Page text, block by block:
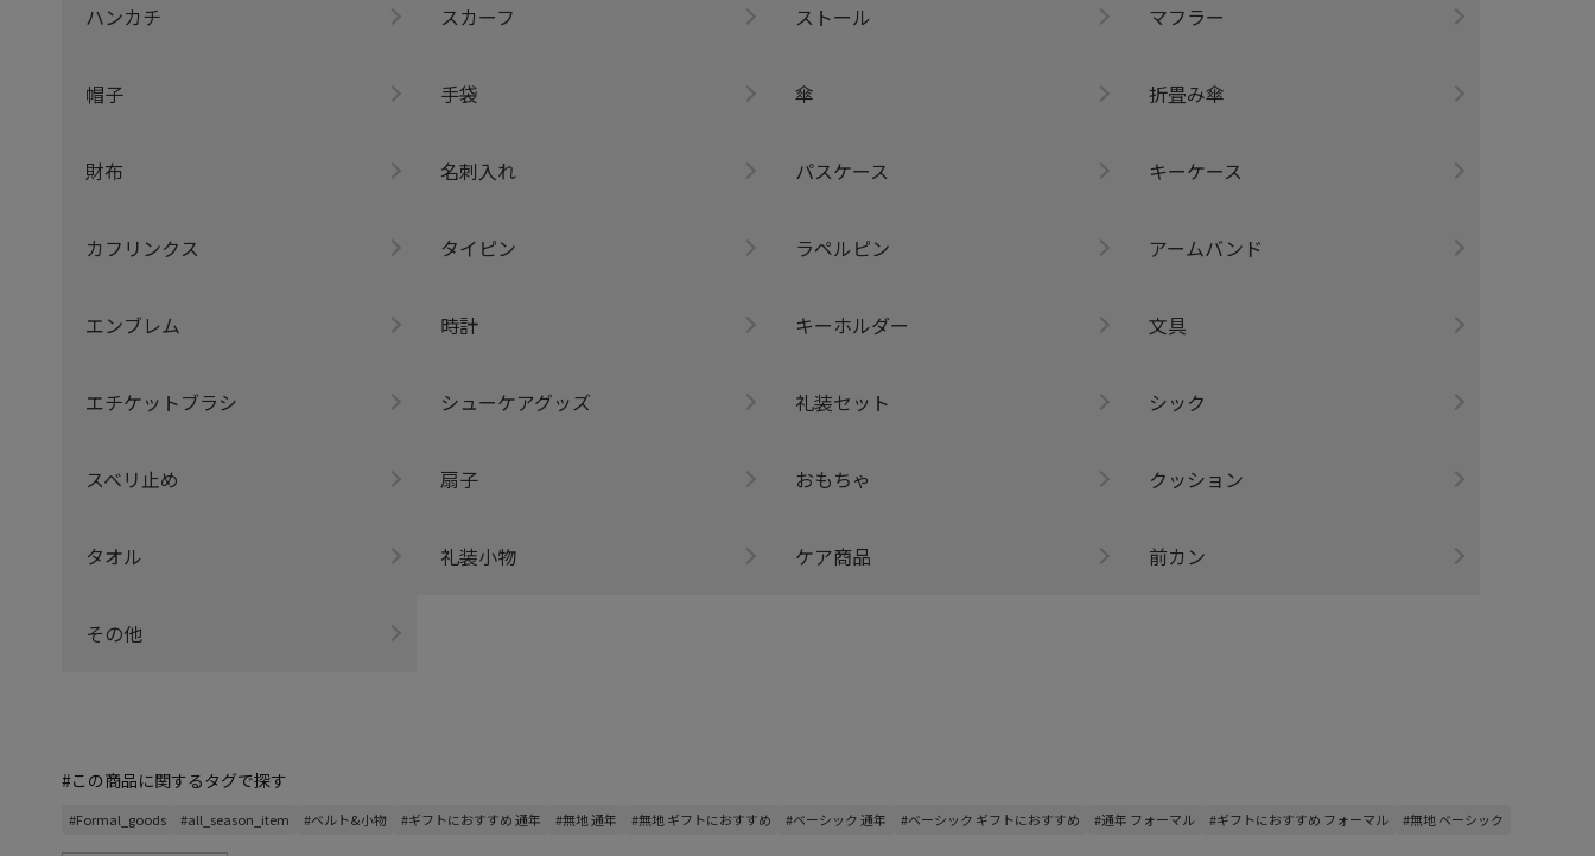
ハンカチ スカーフ ストール マフラー
帽子 手袋 傘 折畳み傘
財布 名刺入れ パスケース キーケース
カフリンクス タイピン ラペルピン アームバンド
エンブレム 時計 キーホルダー 文具
エチケットブラシ シューケアグッズ 礼装セット シック
スベリ止め 扇子 おもちゃ クッション
タオル 礼装小物 ケア商品 前カン
その他
#この商品に関するタグで探す
#Formal_goods #all_season_item #ベルト&小物 #ギフトにおすすめ 通年 #無地 通年 #無地 ギフトにおすすめ #ベーシック 通年 #ベーシック ギフトにおすすめ #通年 フォーマル #ギフトにおすすめ フォーマル #無地 ベーシック